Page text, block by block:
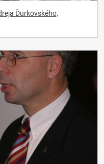
Ďurkovského,